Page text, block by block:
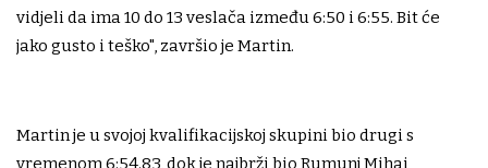
vidjeli da ima 10 do 13 veslača između 6:50 i 6:55. Bit će
jako gusto i teško", završio je Martin.
Martin je u svojoj kvalifikacijskoj skupini bio drugi s
vremenom 6:54.83, dok je najbrži bio Rumunj Mihai